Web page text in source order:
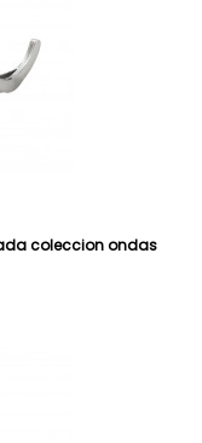
coleccion ondas